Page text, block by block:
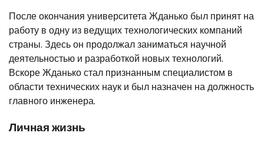
После окончания университета Жданько был принят на
работу в одну из ведущих технологических компаний
страны. Здесь он продолжал заниматься научной
деятельностью и разработкой новых технологий.
Вскоре Жданько стал признанным специалистом в
области технических наук и был назначен на должность
главного инженера.
Личная жизнь